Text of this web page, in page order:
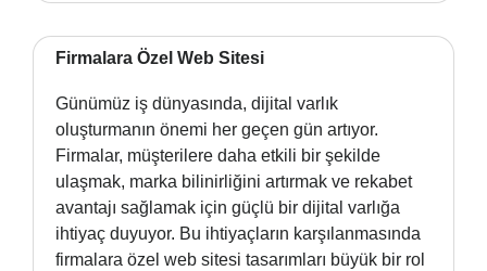
Firmalara Özel Web Sitesi
Günümüz iş dünyasında, dijital varlık
oluşturmanın önemi her geçen gün artıyor.
Firmalar, müşterilere daha etkili bir şekilde
ulaşmak, marka bilinirliğini artırmak ve rekabet
avantajı sağlamak için güçlü bir dijital varlığa
ihtiyaç duyuyor. Bu ihtiyaçların karşılanmasında
firmalara özel web sitesi tasarımları büyük bir rol